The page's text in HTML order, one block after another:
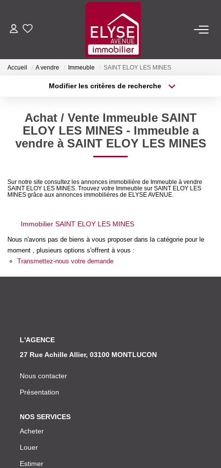
ACHETER
FAIRE GÉRER
Qui Sommes-Nous
Nos Actualités
CONTACT
Accueil A vendre Immeuble SAINT ELOY LES MINES
Modifier les critères de recherche
Sélectionnez...
Type de bien
Surface min
Achat / Vente Immeuble SAINT
ELOY LES MINES - Immeuble a
vendre à SAINT ELOY LES MINES
Sur notre site consultez les annonces immobilière de Immeuble à vendre
SAINT ELOY LES MINES. Trouvez votre Immeuble sur SAINT ELOY LES
MINES grâce aux annonces immobilières de ELYSE AVENUE.
Immobilier SAINT ELOY LES MINES
Nous n'avons pas de biens à vous proposer dans la catégorie pour le
moment , plusieurs options s'offrent à vous :
Transmettez-nous votre demande
L'AGENCE
27 Rue Achille Allier, 03100 MONTLUCON
Nous contacter
Présentation
NOS SERVICES
Acheter
Louer
Estimer